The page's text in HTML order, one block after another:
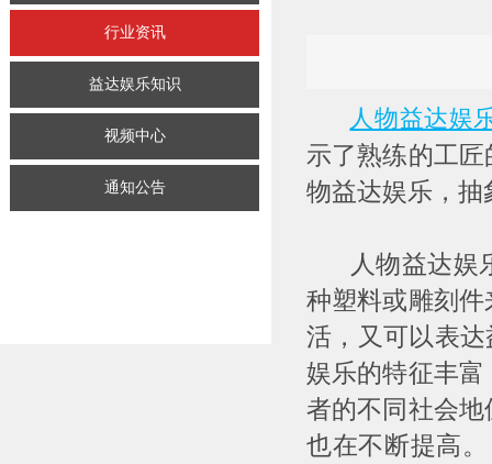
行业资讯
益达娱乐知识
视频中心
通知公告
人物益达娱
示了熟练的工
物益达娱乐，
人物益达娱乐
种塑料或雕刻
活，又可以表
娱乐的特征丰
者的不同社会
也在不断提高